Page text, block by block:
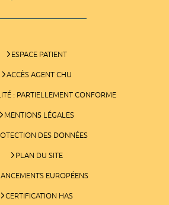
ESPACE PATIENT
ACCÈS AGENT CHU
: PARTIELLEMENT CONFORME
MENTIONS LÉGALES
DES DONNÉES
PLAN DU SITE
EUROPÉENS
CERTIFICATION HAS